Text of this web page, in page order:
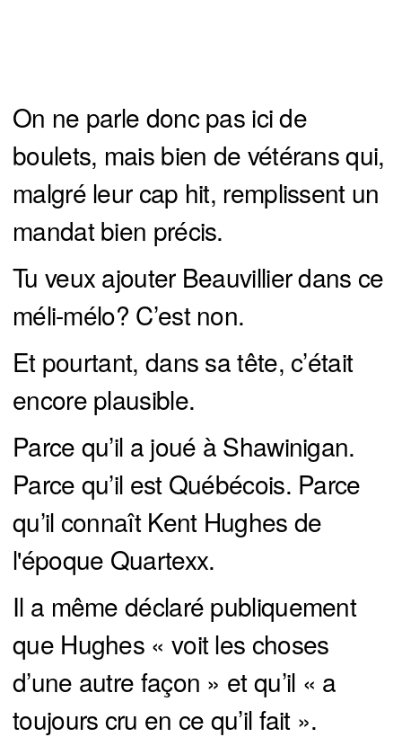
On ne parle donc pas ici de
boulets, mais bien de vétérans qui,
malgré leur cap hit, remplissent un
mandat bien précis.
Tu veux ajouter Beauvillier dans ce
méli-mélo? C’est non.
Et pourtant, dans sa tête, c’était
encore plausible.
Parce qu’il a joué à Shawinigan.
Parce qu’il est Québécois. Parce
qu’il connaît Kent Hughes de
l'époque Quartexx.
Il a même déclaré publiquement
que Hughes « voit les choses
d’une autre façon » et qu’il « a
toujours cru en ce qu’il fait ».